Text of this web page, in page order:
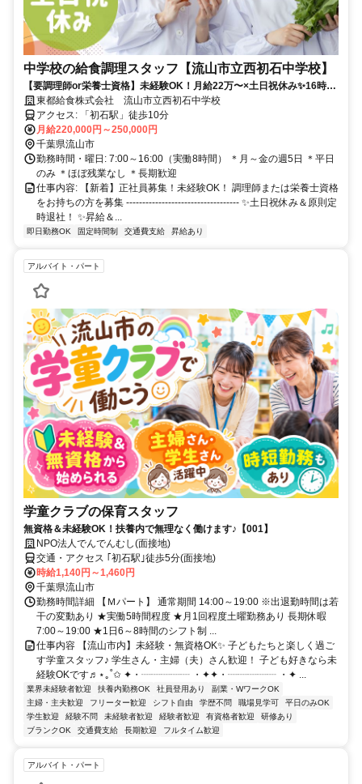
中学校の給食調理スタッフ【流山市立西初石中学校】
【要調理師or栄養士資格】未経験OK！月給22万〜×土日祝休み✨16時退
社・残業ほぼなしで家事・子育てと両立✨✅昇給あり✅賞与あり
東都給食株式会社 流山市立西初石中学校
アクセス: 「初石駅」徒歩10分
月給220,000円～250,000円
千葉県流山市
勤務時間・曜日: 7:00～16:00（実働8時間） ＊月～金の週5日 ＊平日
のみ ＊ほぼ残業なし ＊長期歓迎
仕事内容: 【新着】正社員募集！未経験OK！ 調理師または栄養士資格
をお持ちの方を募集 ----------------------------------- ✨土日祝休み＆原則定
時退社！ ✨昇給＆...
即日勤務OK 固定時間制 交通費支給 昇給あり
アルバイト・パート
学童クラブの保育スタッフ
無資格＆未経験OK！扶養内で無理なく働けます♪【001】
NPO法人でんでんむし(面接地)
交通・アクセス ｢初石駅｣徒歩5分(面接地)
時給1,140円～1,460円
千葉県流山市
勤務時間詳細 【Ｍパート】 通常期間 14:00～19:00 ※出退勤時間は若
干の変動あり ★実働5時間程度 ★月1回程度土曜勤務あり 長期休暇
7:00～19:00 ★1日6～8時間のシフト制 ...
仕事内容 【流山市内】未経験・無資格OK✨ 子どもたちと楽しく過ご
す学童スタッフ♪ 学生さん・主婦（夫）さん歓迎！ 子ども好きなら未
経験OKです♬⋆｡˚✩ ✦・┈┈┈┈┈ ・✦✦・┈┈┈┈┈ ・✦ ...
業界未経験者歓迎 扶養内勤務OK 社員登用あり
副業・WワークOK
主婦・主夫歓迎
フリーター歓迎 シフト自由 学歴不問 職場見学可
平日のみOK
学生歓迎
経験不問 未経験者歓迎 経験者歓迎 有資格者歓迎
研修あり
ブランクOK
交通費支給 長期歓迎 フルタイム歓迎
アルバイト・パート